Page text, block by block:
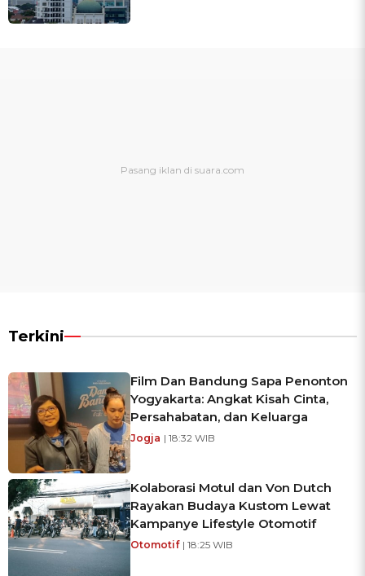
Terkini
Film Dan Bandung Sapa Penonton
Yogyakarta: Angkat Kisah Cinta,
Persahabatan, dan Keluarga
Jogja | 18:32 WIB
Kolaborasi Motul dan Von Dutch
Rayakan Budaya Kustom Lewat
Kampanye Lifestyle Otomotif
Otomotif | 18:25 WIB